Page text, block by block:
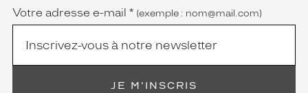
Votre adresse e-mail * (exemple : nom@mail.com)
JE M'INSCRIS